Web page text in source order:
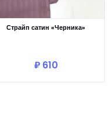
Страйп сатин «Черника»
₽ 610